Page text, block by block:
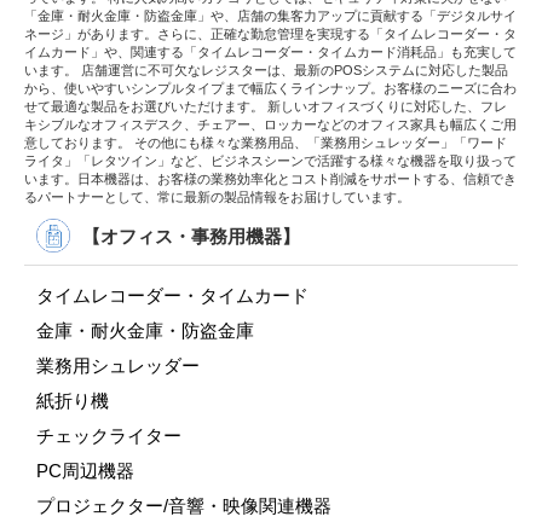
「金庫・耐火金庫・防盗金庫」や、店舗の集客力アップに貢献する「デジタルサイ
ネージ」があります。さらに、正確な勤怠管理を実現する「タイムレコーダー・タ
イムカード」や、関連する「タイムレコーダー・タイムカード消耗品」も充実して
います。 店舗運営に不可欠なレジスターは、最新のPOSシステムに対応した製品
から、使いやすいシンプルタイプまで幅広くラインナップ。お客様のニーズに合わ
せて最適な製品をお選びいただけます。 新しいオフィスづくりに対応した、フレ
キシブルなオフィスデスク、チェアー、ロッカーなどのオフィス家具も幅広くご用
意しております。 その他にも様々な業務用品、「業務用シュレッダー」「ワード
ライタ」「レタツイン」など、ビジネスシーンで活躍する様々な機器を取り扱って
います。日本機器は、お客様の業務効率化とコスト削減をサポートする、信頼でき
るパートナーとして、常に最新の製品情報をお届けしています。
【オフィス・事務用機器】
タイムレコーダー・タイムカード
金庫・耐火金庫・防盗金庫
業務用シュレッダー
紙折り機
チェックライター
PC周辺機器
プロジェクター/音響・映像関連機器